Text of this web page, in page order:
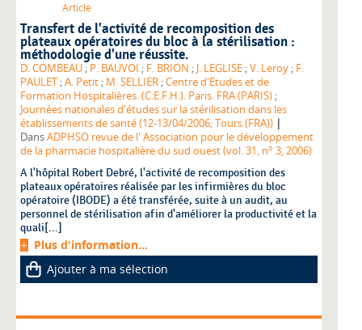
Article
Transfert de l'activité de recomposition des
plateaux opératoires du bloc à la stérilisation :
méthodologie d'une réussite.
D. COMBEAU ; P. BAUVOI ; F. BRION ; J. LEGLISE ;V. Leroy ; F.
PAULET ;A. Petit ; M. SELLIER ;Centre d'Etudes et de
Formation Hospitalières. (C.E.F.H.). Paris. FRA (PARIS) ;
Journées nationales d'études sur la stérilisation dans les
établissements de santé (12-13/04/2006; Tours (FRA)) |
DansADPHSO revue de l' Association pour le développement
de la pharmacie hospitalière du sud ouest (vol. 31, n° 3, 2006)
A l'hôpital Robert Debré, l'activité de recomposition des
plateaux opératoires réalisée par les infirmières du bloc
opératoire (IBODE) a été transférée, suite à un audit, au
personnel de stérilisation afin d'améliorer la productivité et la
quali[...]
Plus d'information...
Ajouter à ma sélection